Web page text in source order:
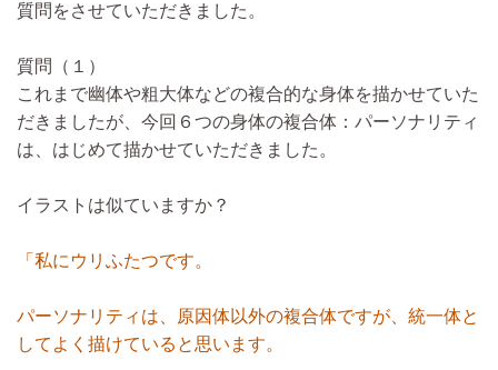
質問をさせていただきました。
質問（１）
これまで幽体や粗大体などの複合的な身体を描かせていた
だきましたが、今回６つの身体の複合体：パーソナリティ
は、はじめて描かせていただきました。
イラストは似ていますか？
「私にウリふたつです。
パーソナリティは、原因体以外の複合体ですが、統一体と
してよく描けていると思います。